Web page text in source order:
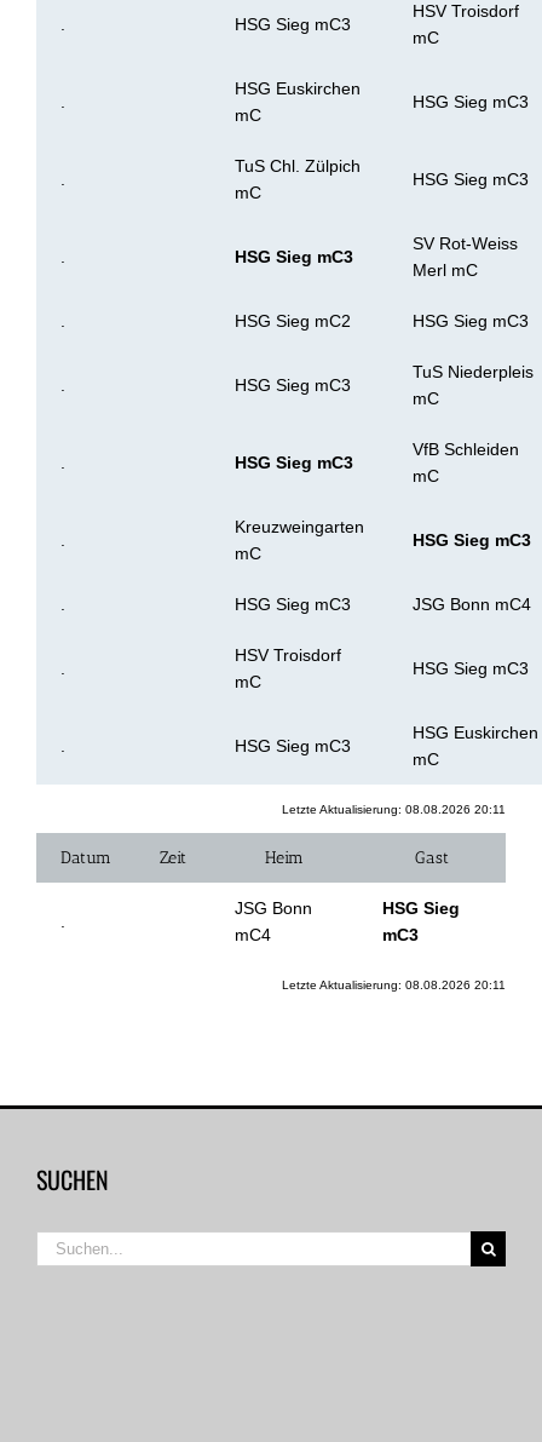
HSG Sieg mC3
HSV Troisdorf
mC
HSG Euskirchen
mC
HSG Sieg mC3
TuS Chl. Zülpich
mC
HSG Sieg mC3
HSG Sieg mC3
SV Rot-Weiss
Merl mC
HSG Sieg mC2 HSG Sieg mC3
HSG Sieg mC3
TuS Niederpleis
mC
HSG Sieg mC3
VfB Schleiden
mC
Kreuzweingarten
mC
HSG Sieg mC3
HSG Sieg mC3 JSG Bonn mC4
HSV Troisdorf
mC
HSG Sieg mC3
HSG Sieg mC3
HSG Euskirchen
mC
Letzte Aktualisierung: 08.08.2026 20:11
Datum Zeit Heim Gast
JSG Bonn
mC4
HSG Sieg
mC3
Letzte Aktualisierung: 08.08.2026 20:11
SUCHEN
Suche
nach: